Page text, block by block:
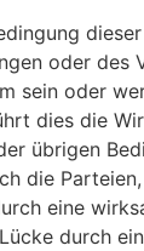
oder des
sein oder
dies die
übrigen
die
eine
durch